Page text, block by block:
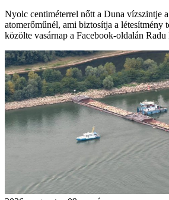
Nyolc centiméterrel nőtt a Duna vízszintje
atomerőműnél, ami biztosítja a létesítmény
közölte vasárnap a Facebook-oldalán